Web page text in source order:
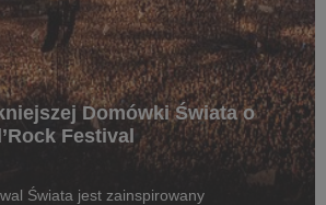
Domówki Świata o
Festival
Świata jest zainspirowany